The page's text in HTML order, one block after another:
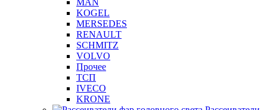
MAN
KOGEL
MERSEDES
RENAULT
SCHMITZ
VOLVO
Прочее
ТСП
IVECO
KRONE